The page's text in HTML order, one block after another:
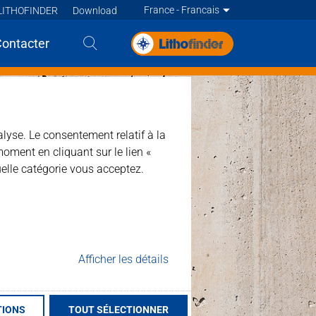
Le consentement relatif à la
en cliquant sur le lien «
catégorie vous acceptez.
Afficher les détails
TOUT SÉLECTIONNER
Download
France - Francais
Deutsch
English
English
Deutsch
Deutsch Francais
Nederlands - BE